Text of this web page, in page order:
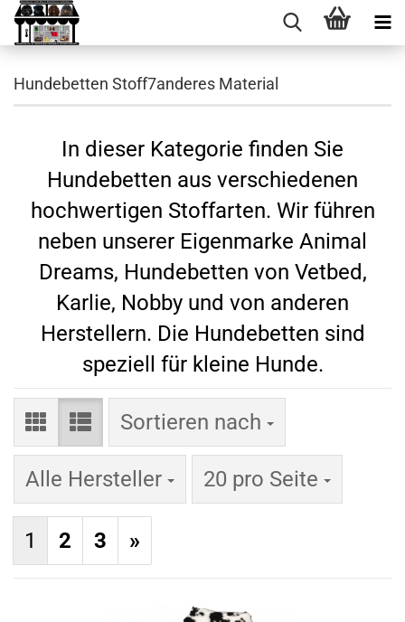
Hundebetten Stoff7anderes Material
In dieser Kategorie finden Sie
Hundebetten aus verschiedenen
hochwertigen Stoffarten. Wir führen
neben unserer Eigenmarke Animal
Dreams, Hundebetten von Vetbed,
Karlie, Nobby und von anderen
Herstellern. Die Hundebetten sind
speziell für kleine Hunde.
Sortieren nach
Sortieren nach
Alle Hersteller 20 pro Seite
pro Seite
1 2 3 »